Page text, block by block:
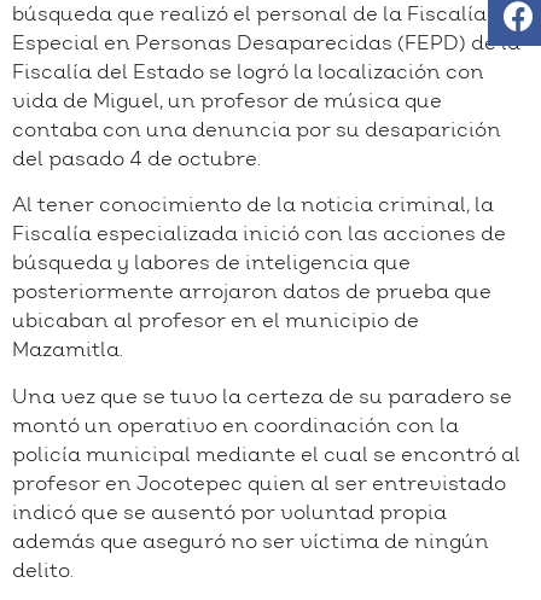
búsqueda que realizó el personal de la Fiscalía
Especial en Personas Desaparecidas (FEPD) de la
Fiscalía del Estado se logró la localización con
vida de Miguel, un profesor de música que
contaba con una denuncia por su desaparición
del pasado 4 de octubre.
Al tener conocimiento de la noticia criminal, la
Fiscalía especializada inició con las acciones de
búsqueda y labores de inteligencia que
posteriormente arrojaron datos de prueba que
ubicaban al profesor en el municipio de
Mazamitla.
Una vez que se tuvo la certeza de su paradero se
montó un operativo en coordinación con la
policía municipal mediante el cual se encontró al
profesor en Jocotepec quien al ser entrevistado
indicó que se ausentó por voluntad propia
además que aseguró no ser víctima de ningún
delito.